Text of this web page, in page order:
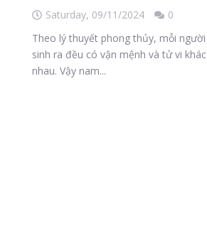
Saturday, 09/11/2024
0
Theo lý thuyết phong thủy, mỗi người
sinh ra đều có vận mệnh và tử vi khác
nhau. Vậy nam...